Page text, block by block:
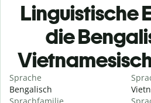
Linguistische
die
Sprache
Bengalisch